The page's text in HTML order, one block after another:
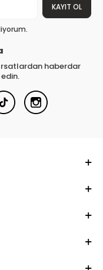
KAYIT OL
haberdar